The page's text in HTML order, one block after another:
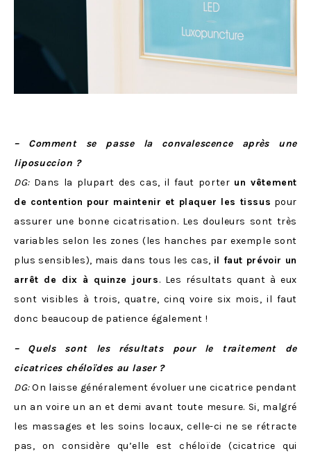
– Comment se passe la convalescence après une
liposuccion ?
DG:Dans la plupart des cas, il faut porter un vêtement
de contention pour maintenir et plaquer les tissus pour
assurer une bonne cicatrisation. Les douleurs sont très
variables selon les zones (les hanches par exemple sont
plus sensibles), mais dans tous les cas, il faut prévoir un
arrêt de dix à quinze jours. Les résultats quant à eux
sont visibles à trois, quatre, cinq voire six mois, il faut
donc beaucoup de patience également !
– Quels sont les résultats pour le traitement de
cicatrices chéloïdes au laser ?
DG:On laisse généralement évoluer une cicatrice pendant
un an voire un an et demi avant toute mesure. Si, malgré
les massages et les soins locaux, celle-ci ne se rétracte
pas, on considère qu’elle est chéloïde (cicatrice qui